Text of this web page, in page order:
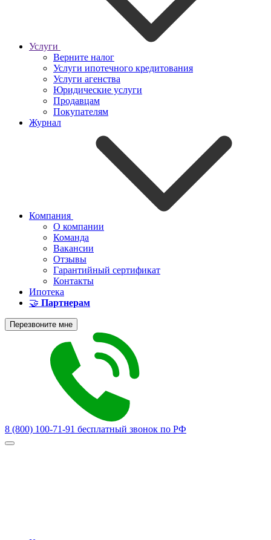
Услуги
Верните налог
Услуги ипотечного кредитования
Услуги агенства
Юридические услуги
Продавцам
Покупателям
Журнал
Компания
О компании
Команда
Вакансии
Отзывы
Гарантийный сертификат
Контакты
Ипотека
🤝 Партнерам
Перезвоните мне
8 (800) 100-71-91 бесплатный звонок по РФ